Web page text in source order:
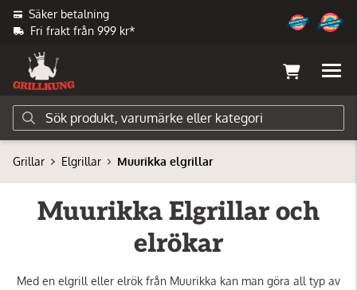
Säker betalning
Fri frakt från 999 kr*
Grillar Elgrillar Muurikka elgrillar
Muurikka Elgrillar och
elrökar
Med en elgrill eller elrök från Muurikka kan man göra all typ av